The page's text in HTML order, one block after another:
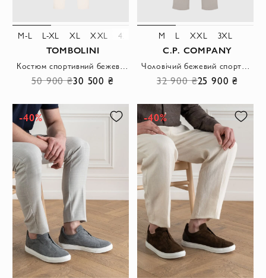
M-L L-XL XL XXL 4XL
TOMBOLINI
50 900 ₴30 500 ₴
M L XXL 3XL
C.P. COMPANY
32 900 ₴25 900 ₴
-40% -40%